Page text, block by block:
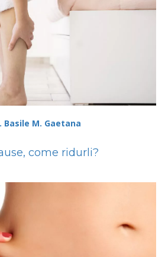
Basile M. Gaetana
come ridurli?